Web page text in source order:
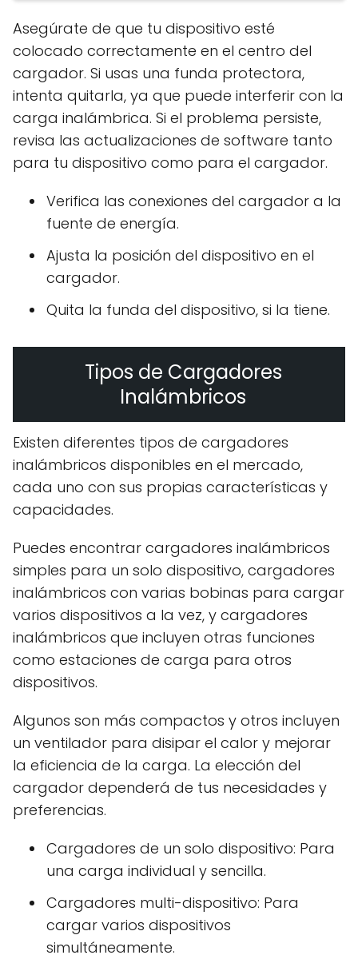
Asegúrate de que tu dispositivo esté
colocado correctamente en el centro del
cargador. Si usas una funda protectora,
intenta quitarla, ya que puede interferir con la
carga inalámbrica. Si el problema persiste,
revisa las actualizaciones de software tanto
para tu dispositivo como para el cargador.
Verifica las conexiones del cargador a la
fuente de energía.
Ajusta la posición del dispositivo en el
cargador.
Quita la funda del dispositivo, si la tiene.
Tipos de Cargadores
Inalámbricos
Existen diferentes tipos de cargadores
inalámbricos disponibles en el mercado,
cada uno con sus propias características y
capacidades.
Puedes encontrar cargadores inalámbricos
simples para un solo dispositivo, cargadores
inalámbricos con varias bobinas para cargar
varios dispositivos a la vez, y cargadores
inalámbricos que incluyen otras funciones
como estaciones de carga para otros
dispositivos.
Algunos son más compactos y otros incluyen
un ventilador para disipar el calor y mejorar
la eficiencia de la carga. La elección del
cargador dependerá de tus necesidades y
preferencias.
Cargadores de un solo dispositivo: Para
una carga individual y sencilla.
Cargadores multi-dispositivo: Para
cargar varios dispositivos
simultáneamente.